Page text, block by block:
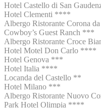
Hotel Castello di San
Hotel Clementi ****
Albergo Ristorante Corona
Cowboy’s Guest Ranch ***
Albergo Ristorante Croce
Hotel Motel Don Carlo ****
Hotel Genova ***
Hotel Italia ****
Locanda del Castello **
Hotel Milano ***
Albergo Ristorante Nuovo
Park Hotel Olimpia ****